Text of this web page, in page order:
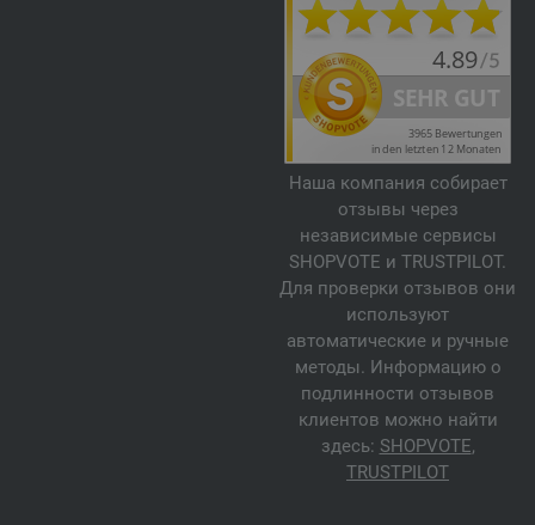
Наша компания собирает
отзывы через
независимые сервисы
SHOPVOTE и TRUSTPILOT.
Для проверки отзывов они
используют
автоматические и ручные
методы. Информацию о
подлинности отзывов
клиентов можно найти
здесь: SHOPVOTE,
TRUSTPILOT